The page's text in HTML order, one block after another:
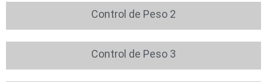
Control de Peso 2
Control de Peso 3